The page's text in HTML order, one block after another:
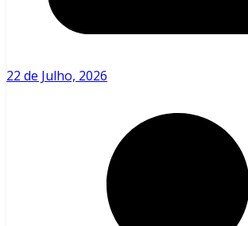
22 de Julho, 2026